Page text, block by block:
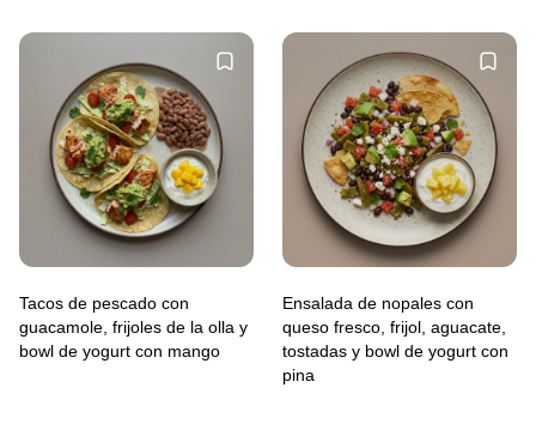
Tacos de pescado con
guacamole, frijoles de la olla y
bowl de yogurt con mango
Ensalada de nopales con
queso fresco, frijol, aguacate,
tostadas y bowl de yogurt con
pina